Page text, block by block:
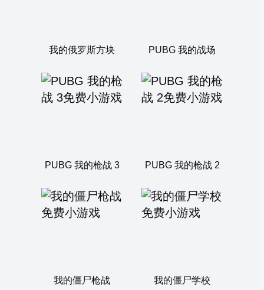
我的俄罗斯方块 PUBG 我的战场
PUBG 我的枪战 3 PUBG 我的枪战 2
我的僵尸枪战 我的僵尸学校